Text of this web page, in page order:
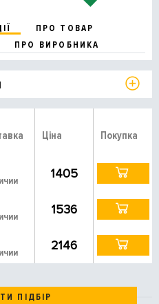
ПРО ТОВАР
ПРО ВИРОБНИКА
Ціна Покупка
1405
1536
2146
ПІДБІР